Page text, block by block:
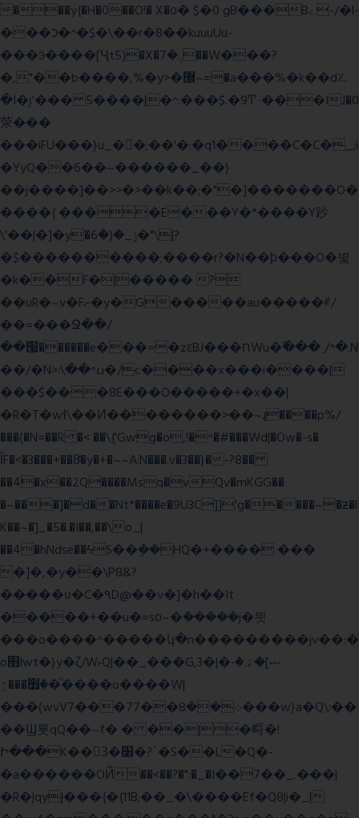
���y{�H�0��O!� X�о� $�0 gB���Bے-/�l-
���כ�^�$�\��r�8��kuuuUu-
���ӭ����[Ҷt5)�X�܉�7��W���?
�,"��b����,%�y>�޼~=�a���%�k��d؉
�I�į'��� 5����|�^:���$.�9Ͳ ·���IJ�0
荥���
���iFU���}u_��;��'�:�q1����C�C�_;i
�YyQ��6��~������_��}
��j����]��>>�>��k��;�"�]�������O�
����{ ����E���Y�*����Y䟞
\'��|�]�y�ݱ_�(�6�"\|?
�$����������;����r?�N��ϸ���O�볓
�k��F�|����� ?
��uR�~v�Fށ�y�G�����au�����ꑷ/
��=���Ջ��/
��՗������e���=�zεBJ���חWu�߰���˯/^�.N
��/�N>ߎ^��\܃�/c����x���i����|
���$���ܿ8E���O�����+�x��|
�R�T�wɬ\� �И��������>��~ɻ����p%/
���(�N=��R �< ��\{'Gwg�o,!�^�#���Wd|�Ow�-s�
ĬF�<�3���+��8ͣ�y�+�~~A:N���.v�3��}�-?8��
��4�x��2Q����Msq�vQv�mKGG��
�~���]�d��Nt*����e�9U3C]]'g�����~�ƶ�l
K��~�]_�5�.�I��,��\o_|
��4�hNdse��ϟS��ܷ��HQ�+���� ���
�]�,�y��\P8&?
�����ʋ�C�۹D@��v�]�h��It
�����+��u�=sο~�ܿ�����j�믯
���o����^�����կ�n���������jv��:�
o׫lwt�}y�ζ/W˫Q|��_���G,3�|�ޝ]�ۿ.�-
�׿���ۯ�ͫ����o����W|
���(wvV܀��8��77���7���w}a�Q\܃��
��Ϣ룟qQ��~f� � ��|�㽟�!
Ի���K��3ٓ�׸�?`�S��L�Q�-
�a������OЙ��<��?�":�_�I��7��_.���|
�R�|qy|���{�{11B;��_�\����Ef�Q8|i�_|